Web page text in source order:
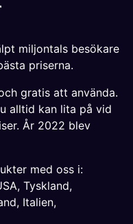
miljontals besökare
priserna.
gratis att använda.
alltid kan lita på vid
År 2022 blev
med oss i:
, Tyskland,
, Italien,